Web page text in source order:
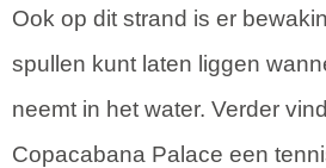
Ook op dit strand is er
spullen kunt laten liggen
neemt in het water. Verder
Copacabana Palace een